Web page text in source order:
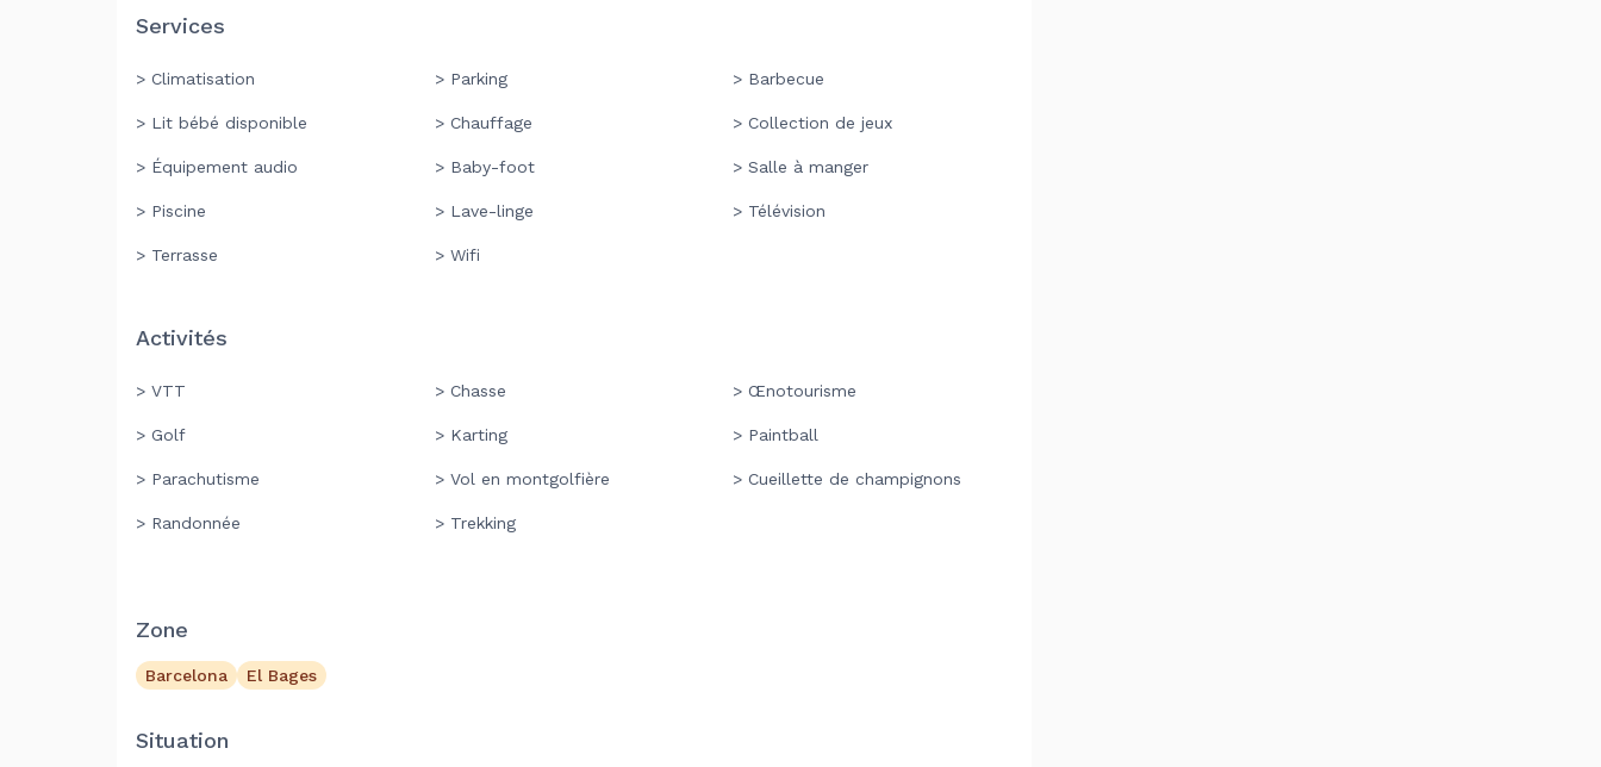
Services
> Climatisation > Parking > Barbecue
> Lit bébé disponible > Chauffage > Collection de jeux
> Équipement audio > Baby-foot > Salle à manger
> Piscine > Lave-linge > Télévision
> Terrasse > Wifi
Activités
> VTT > Chasse > Œnotourisme
> Golf > Karting > Paintball
> Parachutisme > Vol en montgolfière > Cueillette de champignons
> Randonnée > Trekking
Zone
Barcelona El Bages
Situation